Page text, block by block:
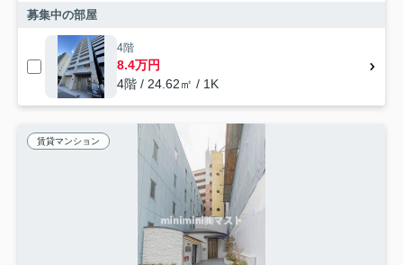
募集中の部屋
4階
8.4万円
4階 / 24.62㎡ / 1K
賃貸マンション